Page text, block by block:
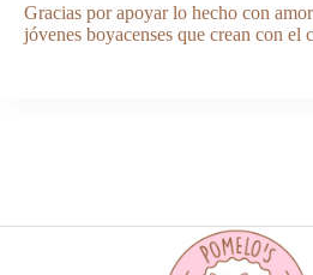
Gracias por apoyar lo hecho con
jóvenes boyacenses que crean con el